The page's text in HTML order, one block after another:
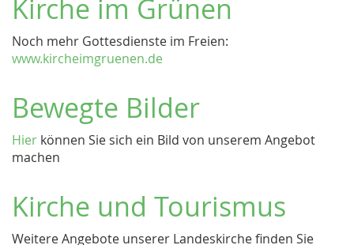
Kirche im Grünen
Noch mehr Gottesdienste im Freien:
www.kircheimgruenen.de
Bewegte Bilder
Hier können Sie sich ein Bild von unserem Angebot
machen
Kirche und Tourismus
Weitere Angebote unserer Landeskirche finden Sie